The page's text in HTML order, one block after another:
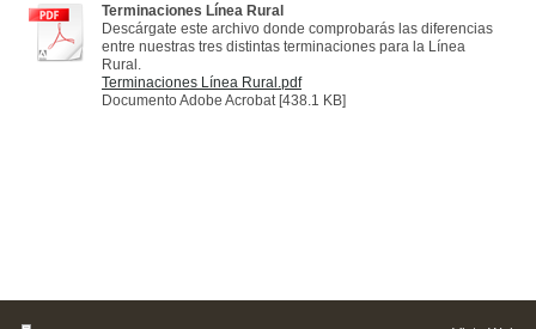
Terminaciones Línea Rural
Descárgate este archivo donde comprobarás las diferencias
entre nuestras tres distintas terminaciones para la Línea
Rural.
Terminaciones Línea Rural.pdf
Documento Adobe Acrobat [438.1 KB]